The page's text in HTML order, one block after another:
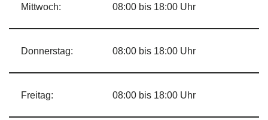
Mittwoch: 08:00 bis 18:00 Uhr
Donnerstag: 08:00 bis 18:00 Uhr
Freitag: 08:00 bis 18:00 Uhr